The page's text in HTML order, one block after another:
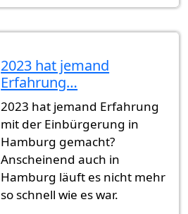
2023 hat jemand
Erfahrung…
2023 hat jemand Erfahrung
mit der Einbürgerung in
Hamburg gemacht?
Anscheinend auch in
Hamburg läuft es nicht mehr
so schnell wie es war.